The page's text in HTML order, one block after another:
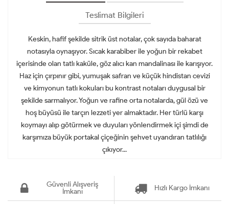
Teslimat Bilgileri
Keskin, hafif şekilde sitrik üst notalar, çok sayıda baharat
notasıyla oynaşıyor. Sıcak karabiber ile yoğun bir rekabet
içerisinde olan tatlı kaküle, göz alıcı kan mandalinası ile karışıyor.
Haz için çırpınır gibi, yumuşak safran ve küçük hindistan cevizi
ve kimyonun tatlı kokuları bu kontrast notaları duygusal bir
şekilde sarmalıyor. Yoğun ve rafine orta notalarda, gül özü ve
hoş büyüsü ile tarçın lezzeti yer almaktadır. Her türlü karşı
koymayı alıp götürmek ve duyuları yönlendirmek içi şimdi de
karşımıza büyük portakal çiçeğinin şehvet uyandıran tatlılığı
çıkıyor...
Güvenli Alışveriş
İmkanı
Hızlı Kargo İmkanı